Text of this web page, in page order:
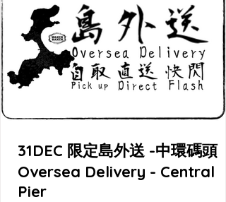
31DEC 限定島外送 -中環碼頭
Oversea Delivery - Central
Pier